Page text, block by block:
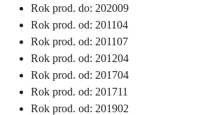
Rok prod. do: 202009
Rok prod. od: 201104
Rok prod. od: 201107
Rok prod. od: 201204
Rok prod. od: 201704
Rok prod. od: 201711
Rok prod. od: 201902